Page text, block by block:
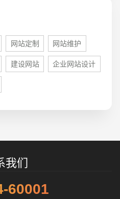
网站定制 网站维护
建设网站 企业网站设计
我们
60001